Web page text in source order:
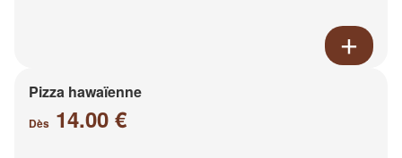
Pizza hawaïenne
Dès 14.00 €